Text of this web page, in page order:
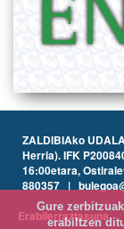
ZALDIBIAko
Herria). IFK
16:00etara,
880357 |
Erabilerraztasuna
Gure
erabiltzen